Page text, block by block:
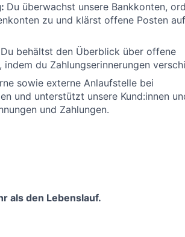
Du überwachst unsere Bankkonten,
zu und klärst offene Posten
Du behältst den Überblick über offene
indem du Zahlungserinnerungen
sowie externe Anlaufstelle bei
und unterstützt unsere Kund:innen
und Zahlungen.
als den Lebenslauf.